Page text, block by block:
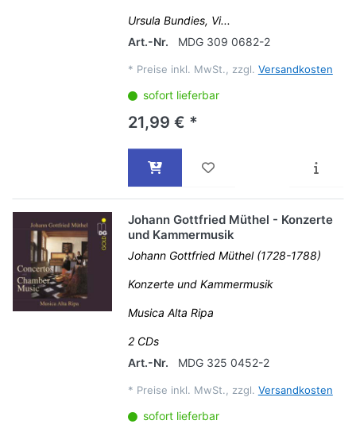
Ursula Bundies, Vi...
Art.-Nr.
MDG 309 0682-2
* Preise inkl. MwSt., zzgl. Versandkosten
sofort lieferbar
21,99 € *
Johann Gottfried Müthel - Konzerte
und Kammermusik
Johann Gottfried Müthel (1728-1788)
Konzerte und Kammermusik
Musica Alta Ripa
2 CDs
Art.-Nr.
MDG 325 0452-2
* Preise inkl. MwSt., zzgl. Versandkosten
sofort lieferbar